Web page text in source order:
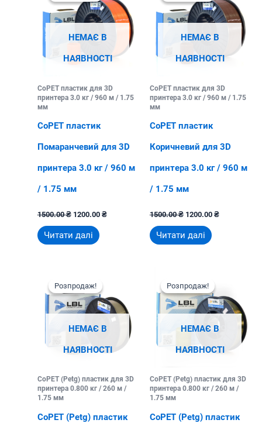
НЕМАЄ В
НАЯВНОСТІ
CoPET пластик для 3D
принтера 3.0 кг / 960 м / 1.75
мм
CoPET пластик
Помаранчевий для 3D
принтера 3.0 кг / 960 м
/ 1.75 мм
1500.00₴ ціна:
1500.00 ₴.
1200.00 ₴ціна:
Читати далі
НЕМАЄ В
НАЯВНОСТІ
CoPET пластик для 3D
принтера 3.0 кг / 960 м / 1.75
мм
CoPET пластик
Коричневий для 3D
принтера 3.0 кг / 960 м
/ 1.75 мм
1500.00₴ ціна:
1500.00 ₴.
1200.00 ₴ціна:
Читати далі
Розпродаж!
НЕМАЄ В
НАЯВНОСТІ
Розпродаж!
CoPET (Petg) пластик для 3D
принтера 0.800 кг / 260 м /
1.75 мм
CoPET (Petg) пластик
Розпродаж!
НЕМАЄ В
НАЯВНОСТІ
Розпродаж!
CoPET (Petg) пластик для 3D
принтера 0.800 кг / 260 м /
1.75 мм
CoPET (Petg) пластик